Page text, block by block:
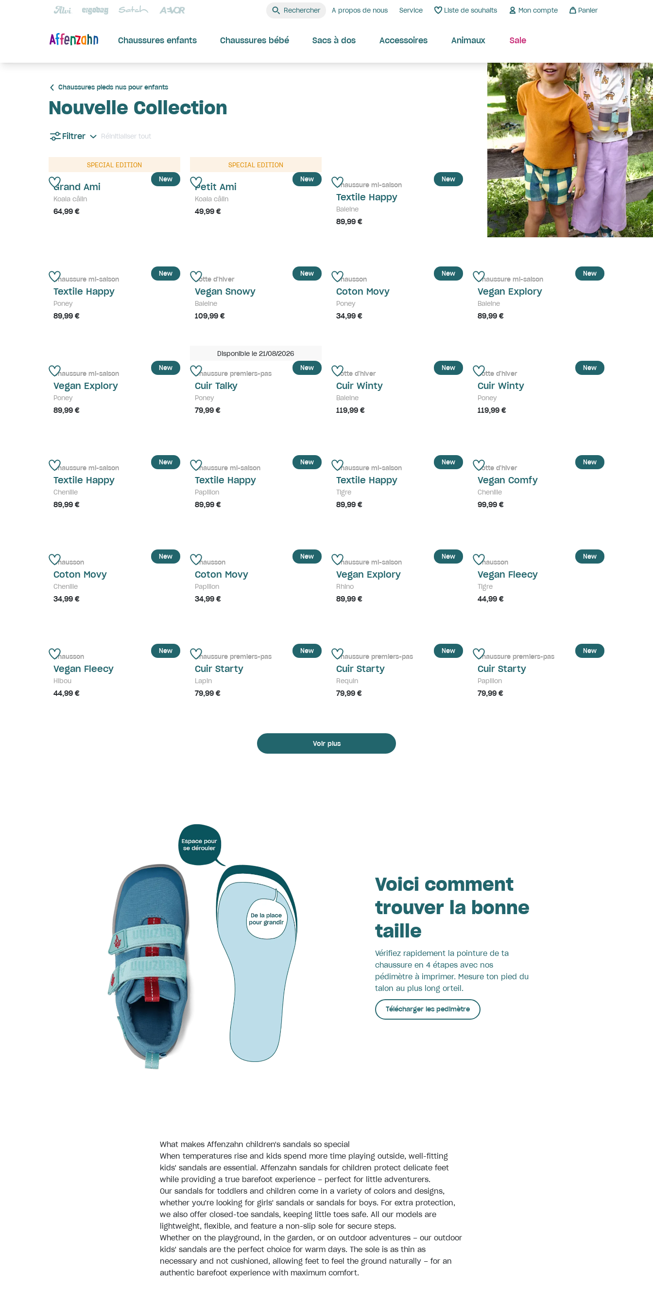
Rechercher A propos de nous Service Liste de souhaits Mon compte Panier
Chaussures enfants Chaussures bébé Sacs à dos Accessoires Animaux Sale
Chaussures pieds nus pour enfants
Nouvelle Collection
Filtrer Réinitialiser tout
New
SPECIAL EDITION
Grand Ami
Koala câlin
64,99 €
New
SPECIAL EDITION
Petit Ami
Koala câlin
49,99 €
New
Chaussure mi-saison
Textile Happy
Baleine
89,99 €
New
Chaussure mi-saison
Textile Happy
Poney
89,99 €
New
Botte d'hiver
Vegan Snowy
Baleine
109,99 €
New
Chausson
Coton Movy
Poney
34,99 €
New
Chaussure mi-saison
Vegan Explory
Baleine
89,99 €
New
Chaussure mi-saison
Vegan Explory
Poney
89,99 €
Disponible le 21/08/2026
New
Chaussure premiers-pas
Cuir Talky
Poney
79,99 €
New
Botte d'hiver
Cuir Winty
Baleine
119,99 €
New
Botte d'hiver
Cuir Winty
Poney
119,99 €
New
Chaussure mi-saison
Textile Happy
Chenille
89,99 €
New
Chaussure mi-saison
Textile Happy
Papillon
89,99 €
New
Chaussure mi-saison
Textile Happy
Tigre
89,99 €
New
Botte d'hiver
Vegan Comfy
Chenille
99,99 €
New
Chausson
Coton Movy
Chenille
34,99 €
New
Chausson
Coton Movy
Papillon
34,99 €
New
Chaussure mi-saison
Vegan Explory
Rhino
89,99 €
New
Chausson
Vegan Fleecy
Tigre
44,99 €
New
Chausson
Vegan Fleecy
Hibou
44,99 €
New
Chaussure premiers-pas
Cuir Starty
Lapin
79,99 €
New
Chaussure premiers-pas
Cuir Starty
Requin
79,99 €
New
Chaussure premiers-pas
Cuir Starty
Papillon
79,99 €
Voir plus
Voici comment
trouver la bonne
taille
Vérifiez rapidement la pointure de ta
chaussure en 4 étapes avec nos
pédimètre à imprimer. Mesure ton pied du
talon au plus long orteil.
Télécharger les pedimètre
What makes Affenzahn children's sandals so special
When temperatures rise and kids spend more time playing outside, well-fitting
kids' sandals are essential. Affenzahn sandals for children protect delicate feet
while providing a true barefoot experience – perfect for little adventurers.
Our sandals for toddlers and children come in a variety of colors and designs,
whether you're looking for girls' sandals or sandals for boys. For extra protection,
we also offer closed-toe sandals, keeping little toes safe. All our models are
lightweight, flexible, and feature a non-slip sole for secure steps.
Whether on the playground, in the garden, or on outdoor adventures – our outdoor
kids' sandals are the perfect choice for warm days. The sole is as thin as
necessary and not cushioned, allowing feet to feel the ground naturally – for an
authentic barefoot experience with maximum comfort.